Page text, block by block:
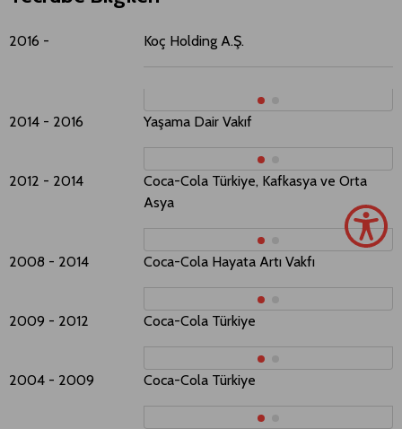
2016 - Koç Holding A.Ş​.​
2014​​ - 2016 Yaşama Dair Vakıf
2012 - 2014
Coca-Cola Türkiye, Kafkasya ve Orta
Asya
2008 - 2014 Coca-Cola Hayata Artı Vakfı
2009 - 2012 Coca-Cola Türkiye
2004 - 2009 Coca-Cola Türkiye